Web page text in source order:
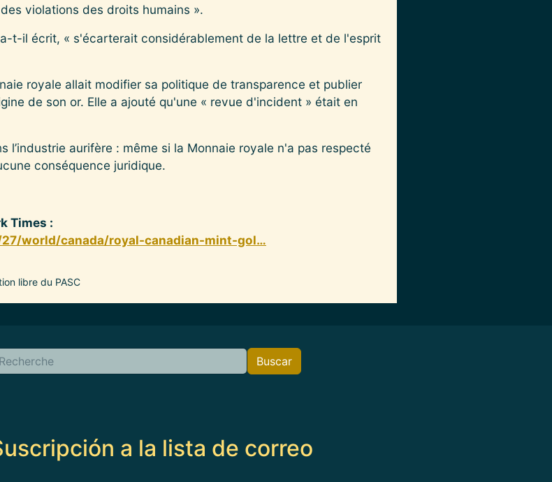
violations des droits humains ».
t-il écrit, « s'écarterait considérablement de la lettre et de l'esprit
royale allait modifier sa politique de transparence et publier
de son or. Elle a ajouté qu'une « revue d'incident » était en
l’industrie aurifère : même si la Monnaie royale n'a pas respecté
conséquence juridique.
Times :
world/canada/royal-canadian-mint-gol…
libre du PASC
Buscar
a la lista de correo